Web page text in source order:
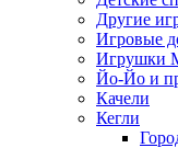
Другие
Игровые
Игрушки
Йо-Йо и
Качели
Кегли